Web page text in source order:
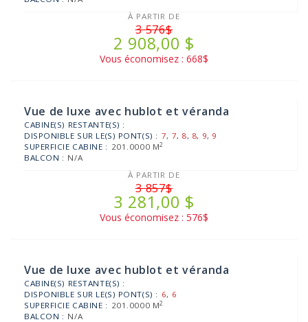
À PARTIR DE
3 576$
2 908,00 $
Vous économisez : 668$
Vue de luxe avec hublot et véranda
CABINE(S) RESTANTE(S) :
DISPONIBLE SUR LE(S) PONT(S) : 7, 7, 8, 8, 9, 9
SUPERFICIE CABINE : 201.0000 M2
BALCON : N/A
À PARTIR DE
3 857$
3 281,00 $
Vous économisez : 576$
Vue de luxe avec hublot et véranda
CABINE(S) RESTANTE(S) :
DISPONIBLE SUR LE(S) PONT(S) : 6, 6
SUPERFICIE CABINE : 201.0000 M2
BALCON : N/A